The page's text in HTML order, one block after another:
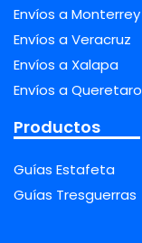
Envíos a Monterrey
Envíos a Veracruz
Envíos a Xalapa
Envíos a Queretaro
Productos
Guías Estafeta
Guías Tresguerras